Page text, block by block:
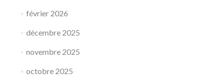
février 2026
décembre 2025
novembre 2025
octobre 2025